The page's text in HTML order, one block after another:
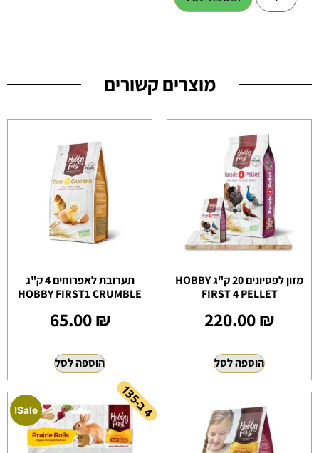
מוצרים קשורים
מזון לפסיונים 20 ק"ג HOBBY
FIRST 4 PELLET
220.00₪
הוספה לסל
תערובת לאפרוחים 4 ק"ג
HOBBY FIRST1 CRUMBLE
65.00₪
הוספה לסל
Sale! 4
ב-
1
3
5